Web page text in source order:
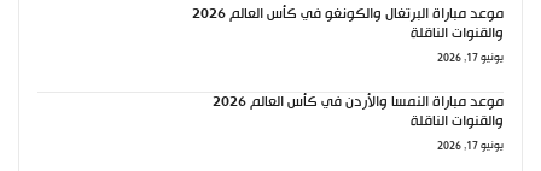
موعد مباراة البرتغال والكونغو في كأس العالم 2026
والقنوات الناقلة
يونيو 17, 2026
موعد مباراة النمسا والأردن في كأس العالم 2026
والقنوات الناقلة
يونيو 17, 2026